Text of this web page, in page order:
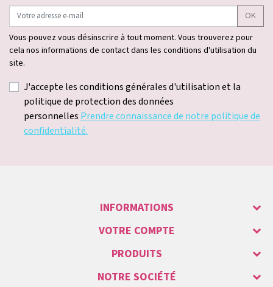
OK
Vous pouvez vous désinscrire à tout moment. Vous trouverez pour
cela nos informations de contact dans les conditions d'utilisation du
site.
J'accepte les conditions générales d'utilisation et la
politique de protection des données
personnelles Prendre connaissance de notre politique de
confidentialité.
INFORMATIONS
VOTRE COMPTE
PRODUITS
NOTRE SOCIÉTÉ